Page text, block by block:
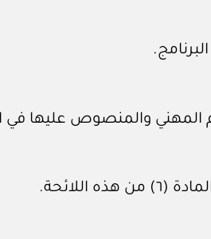
عليها في المادة (٤) من هذه